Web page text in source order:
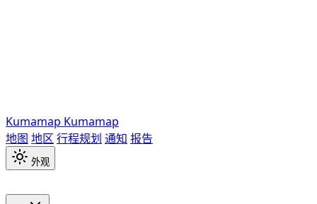
Kumamap Kumamap
地图 地区 行程规划 通知 报告
外观